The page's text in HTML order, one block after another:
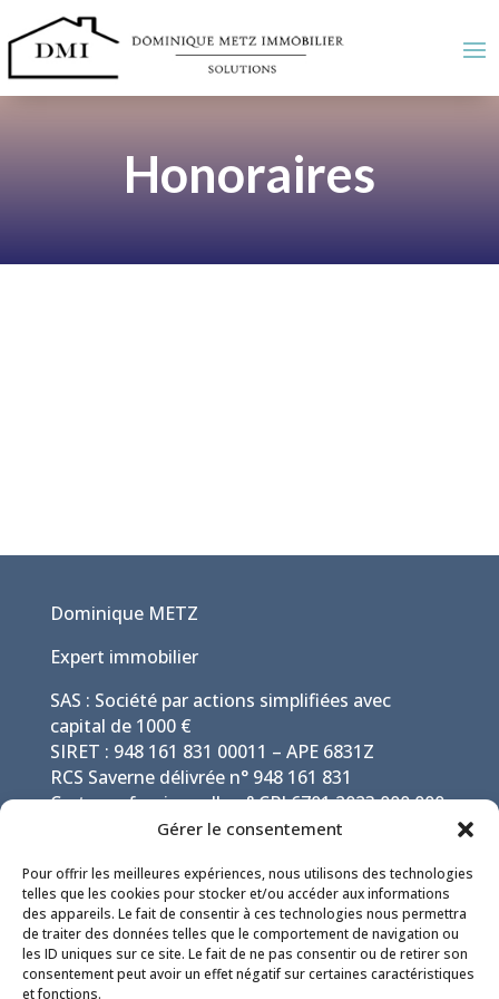
Gérer le consentement
Pour offrir les meilleures expériences, nous utilisons des technologies
telles que les cookies pour stocker et/ou accéder aux informations
des appareils. Le fait de consentir à ces technologies nous permettra
de traiter des données telles que le comportement de navigation ou
les ID uniques sur ce site. Le fait de ne pas consentir ou de retirer son
consentement peut avoir un effet négatif sur certaines caractéristiques
et fonctions.
Honoraires
Dominique METZ
Expert immobilier
SAS : Société par actions simplifiées avec
capital de 1000 €
SIRET : 948 161 831 00011 – APE 6831Z
RCS Saverne délivrée n° 948 161 831
Carte professionnelle n° CPI 6701 2023 000 000
021 par CCI Alsace Eurométropole